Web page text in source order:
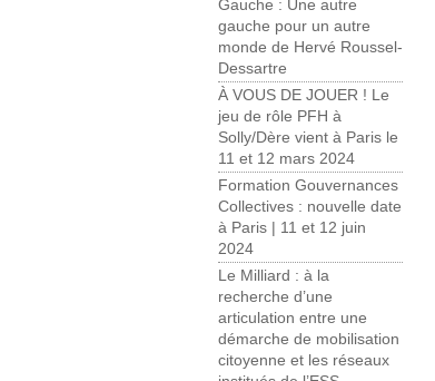
Gauche : Une autre
gauche pour un autre
monde de Hervé Roussel-
Dessartre
À VOUS DE JOUER ! Le
jeu de rôle PFH à
Solly/Dère vient à Paris le
11 et 12 mars 2024
Formation Gouvernances
Collectives : nouvelle date
à Paris | 11 et 12 juin
2024
Le Milliard : à la
recherche d’une
articulation entre une
démarche de mobilisation
citoyenne et les réseaux